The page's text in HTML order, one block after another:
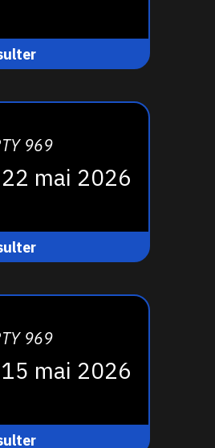
969
mai 2026
969
mai 2026